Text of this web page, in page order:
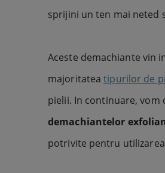
sprijini un ten mai neted
Aceste demachiante vin
majoritateatipurilor de
pielii. In continuare, vom
demachiantelor
potrivite pentru